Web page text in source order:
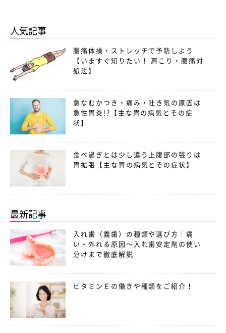
人気記事
腰痛体操・ストレッチで予防しよう
【いますぐ知りたい！ 肩こり・腰痛対
処法】
急なむかつき・痛み・吐き気の原因は
急性胃炎!?【主な胃の病気とその症
状】
食べ過ぎとは少し違う上腹部の張りは
胃拡張【主な胃の病気とその症状】
最新記事
入れ歯（義歯）の種類や選び方｜痛
い・外れる原因〜入れ歯安定剤の使い
分けまで徹底解説
ビタミンＥの働きや種類をご紹介！